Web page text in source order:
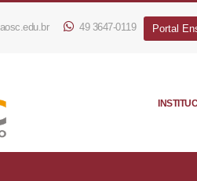
49 3647-0119 Portal